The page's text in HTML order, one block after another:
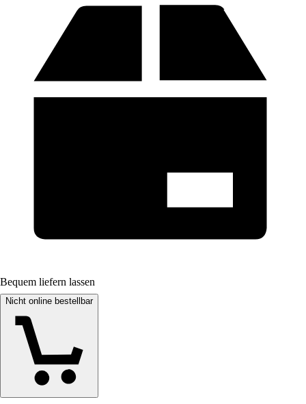
Bequem liefern lassen
Nicht online bestellbar